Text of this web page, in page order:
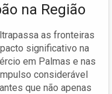
na Região
as fronteiras
significativo na
em Palmas e nas
considerável
que não apenas